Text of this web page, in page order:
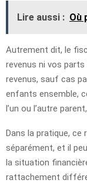
Lire aussi : Où
Autrement dit, le
revenus ni vos
revenus, sauf cas
enfants ensemble,
l’un ou l’autre
Dans la pratique,
séparément, et il
la situation
rattachement